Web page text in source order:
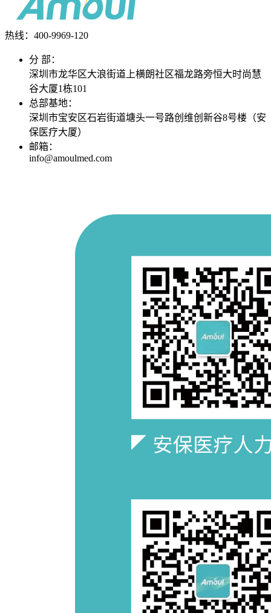
热线：400-9969-120
分 部：
深圳市龙华区大浪街道上横朗社区福龙路旁恒大时尚慧
谷大厦1栋101
总部基地：
深圳市宝安区石岩街道塘头一号路创维创新谷8号楼（安
保医疗大厦）
邮箱：
info@amoulmed.com